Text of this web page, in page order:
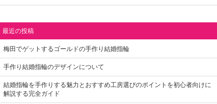
最近の投稿
梅田でゲットするゴールドの手作り結婚指輪
手作り結婚指輪のデザインについて
結婚指輪を手作りする魅力とおすすめ工房選びのポイントを初心者向けに
解説する完全ガイド